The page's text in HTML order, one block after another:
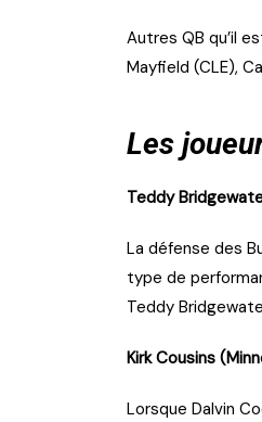
Autres QB qu’il
Mayfield (CLE),
Les
Teddy
La défense des
type de
Teddy
Kirk Cousins
Lorsque Dalvin